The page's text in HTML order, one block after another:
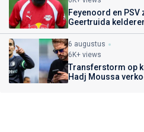
Feyenoord en PSV
Geertruida
6 augustus
6K+ views
Transferstorm op
Hadj Moussa